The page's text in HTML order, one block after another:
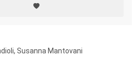
fonti, anche iconografiche.
Susanna Mantovani